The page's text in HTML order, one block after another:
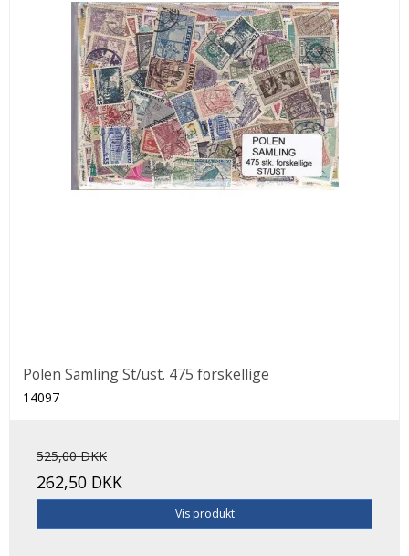
Polen Samling St/ust. 475 forskellige
14097
525,00 DKK
262,50 DKK
Vis produkt